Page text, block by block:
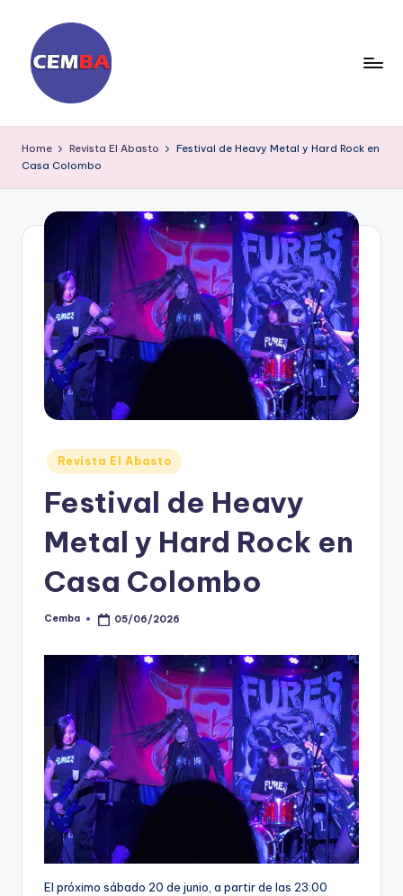
content
ia
ri
B
A
Home Revista El Abasto
Festival de Heavy Metal y Hard Rock en
Casa Colombo
Posted
in
Revista El Abasto
Festival de Heavy
Metal y Hard Rock en
Casa Colombo
Posted
Cemba 05/06/2026
El próximo sábado 20 de junio, a partir de las 23:00